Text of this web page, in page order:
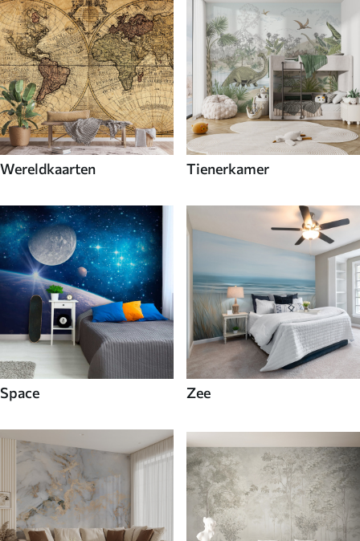
Wereldkaarten Tienerkamer
Space Zee